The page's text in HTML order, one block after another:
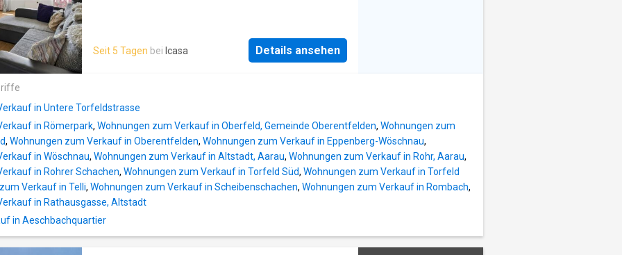
Seit 5 Tagen bei Icasa Details ansehen
in Untere Torfeldstrasse
in Römerpark, Wohnungen zum Verkauf in Oberfeld, Gemeinde Oberentfelden, Wohnungen zum
, Wohnungen zum Verkauf in Oberentfelden, Wohnungen zum Verkauf in Eppenberg-Wöschnau,
in Wöschnau, Wohnungen zum Verkauf in Altstadt, Aarau, Wohnungen zum Verkauf in Rohr, Aarau,
in Rohrer Schachen, Wohnungen zum Verkauf in Torfeld Süd, Wohnungen zum Verkauf in Torfeld
Verkauf in Telli, Wohnungen zum Verkauf in Scheibenschachen, Wohnungen zum Verkauf in Rombach,
in Rathausgasse, Altstadt
in Aeschbachquartier